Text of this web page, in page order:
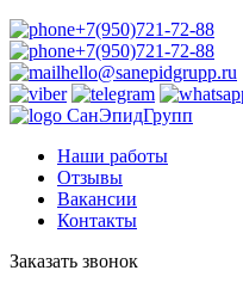
+7(950)721-72-88
+7(950)721-72-88‬
hello@sanepidgrupp.ru
СанЭпидГрупп
Наши работы
Отзывы
Вакансии
Контакты
Заказать звонок